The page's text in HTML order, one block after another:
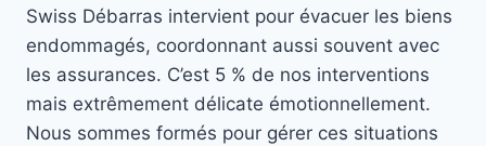
Swiss Débarras intervient pour évacuer les biens
endommagés, coordonnant aussi souvent avec
les assurances. C’est 5 % de nos interventions
mais extrêmement délicate émotionnellement.
Nous sommes formés pour gérer ces situations